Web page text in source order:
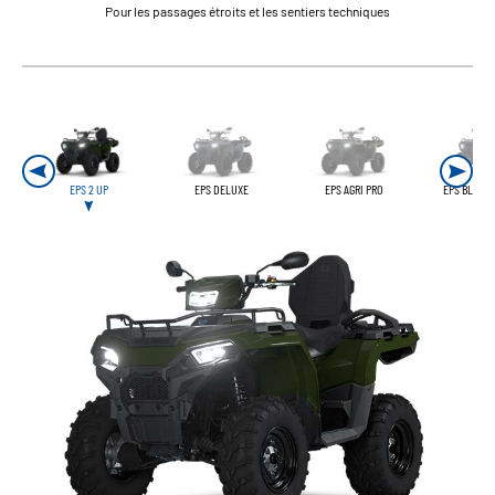
Pour les passages étroits et les sentiers techniques
EPS 2 UP EPS DELUXE EPS AGRI PRO EPS BLACK